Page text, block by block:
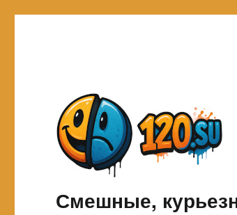
Смешные,